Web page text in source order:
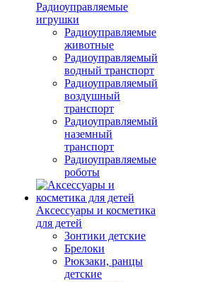
Радиоуправляемые
игрушки
Радиоуправляемые
животные
Радиоуправляемый
водный транспорт
Радиоуправляемый
воздушный
транспорт
Радиоуправляемый
наземный
транспорт
Радиоуправляемые
роботы
Аксессуары и косметика
для детей
Зонтики детские
Брелоки
Рюкзаки, ранцы
детские